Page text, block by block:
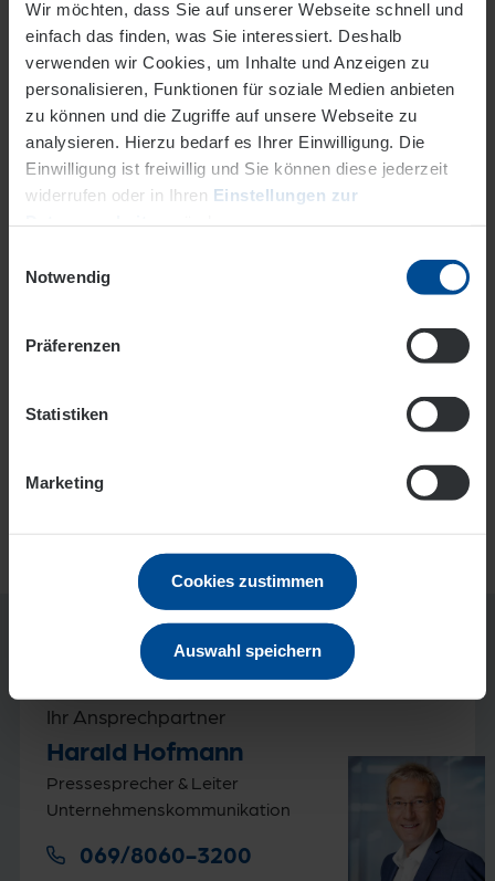
Wir möchten, dass Sie auf unserer Webseite schnell und
einfach das finden, was Sie interessiert. Deshalb
verwenden wir Cookies, um Inhalte und Anzeigen zu
personalisieren, Funktionen für soziale Medien anbieten
zu können und die Zugriffe auf unsere Webseite zu
analysieren. Hierzu bedarf es Ihrer Einwilligung. Die
Einwilligung ist freiwillig und Sie können diese jederzeit
widerrufen oder in Ihren Einstellungen zur
Datenschutz
Notwendig
Präferenzen
Statistiken
Marketing
Cookies zustimmen
Auswahl speichern
Newsletter
Stets auf dem aktuellen Stand. Jetzt den EVO-
Newsletter bestellen.
Ihr Ansprechpartner
Harald Hofmann
Pressesprecher & Leiter
Unternehmenskommunikation
069/8060-3200